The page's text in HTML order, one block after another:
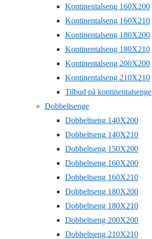
Kontinentalseng 160X200
Kontinentalseng 160X210
Kontinentalseng 180X200
Kontinentalseng 180X210
Kontinentalseng 200X200
Kontinentalseng 210X210
Tilbud på kontinentalsenge
Dobbeltsenge
Dobbeltseng 140X200
Dobbeltseng 140X210
Dobbeltseng 150X200
Dobbeltseng 160X200
Dobbeltseng 160X210
Dobbeltseng 180X200
Dobbeltseng 180X210
Dobbeltseng 200X200
Dobbeltseng 210X210